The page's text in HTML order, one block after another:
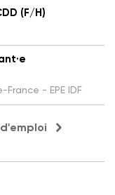
(F/H)
- EPE IDF